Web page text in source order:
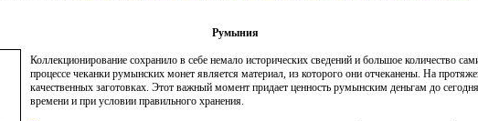
Румыния
Коллекционирование сохранило в себе немало исторических сведений и большое количество
процессе чеканки румынских монет является материал, из которого они отчеканены. На
качественных заготовках. Этот важный момент придает ценность румынским деньгам до
времени и при условии правильного хранения.